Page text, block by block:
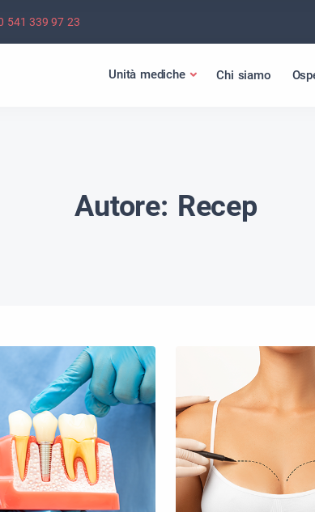
541 339 97 23
Unità mediche Chi siamo
Autore: Recep